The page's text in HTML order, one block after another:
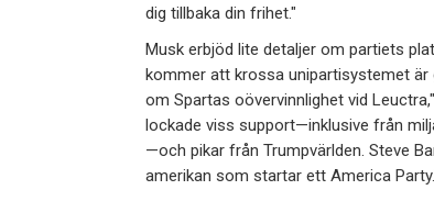
dig tillbaka din frihet."
Musk erbjöd lite detaljer om partiets
kommer att krossa unipartisystemet
om Spartas oövervinnlighet vid
lockade viss support—inklusive från
—och pikar från Trumpvärlden. Steve
amerikan som startar ett America